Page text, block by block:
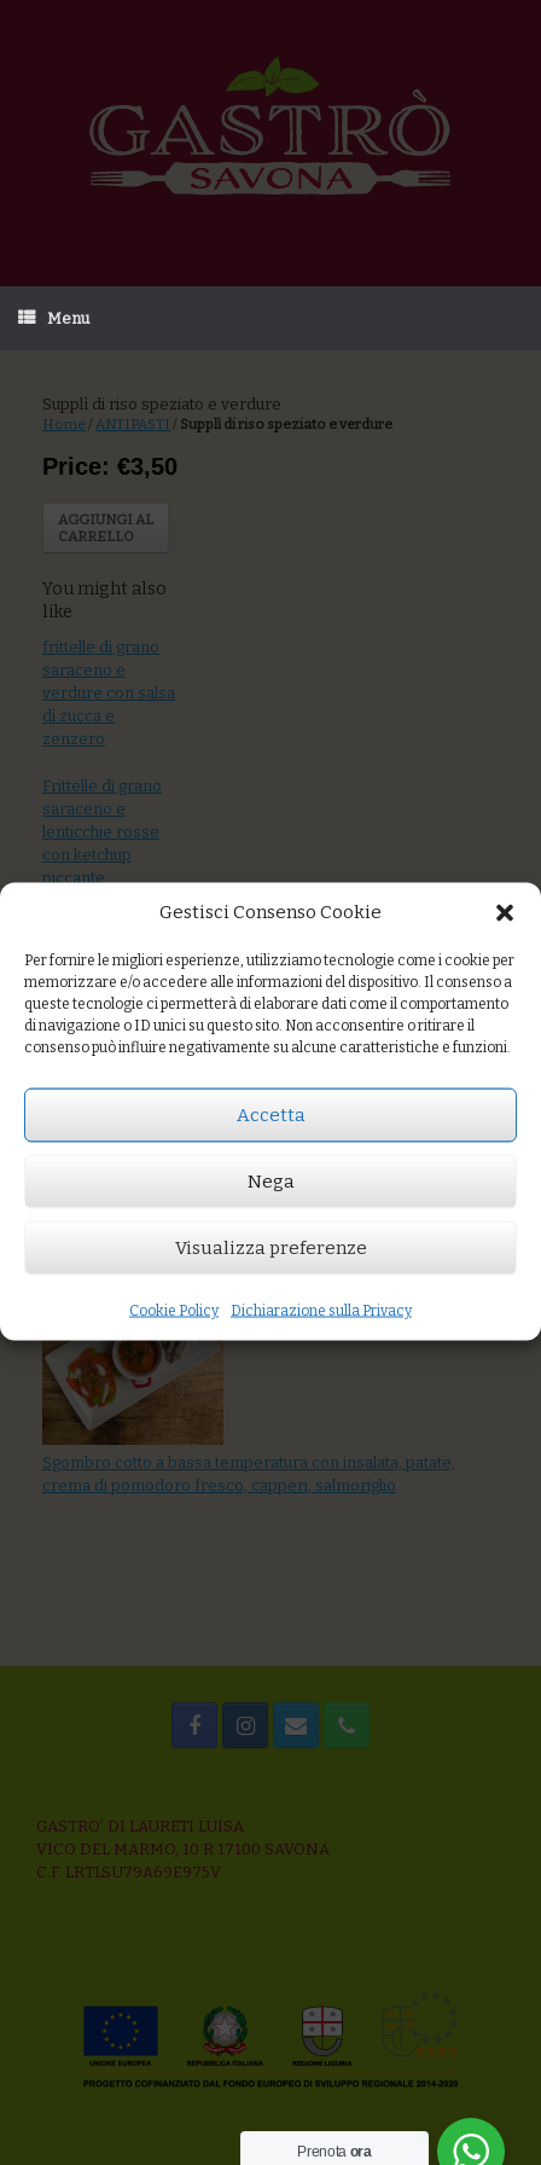
Gestisci Consenso Cookie
Per fornire le migliori esperienze, utilizziamo tecnologie come i cookie per
memorizzare e/o accedere alle informazioni del dispositivo. Il consenso a
queste tecnologie ci permetterà di elaborare dati come il comportamento
di navigazione o ID unici su questo sito. Non acconsentire o ritirare il
consenso può influire negativamente su alcune caratteristiche e funzioni.
Accetta
Nega
Visualizza preferenze
Cookie Policy Dichiarazione sulla Privacy
Menu
Supplì di riso speziato e verdure
Home /ANTIPASTI / Supplì di riso speziato e verdure
Tartare di tonnetto con cruditè di carciofi
Sgombro cotto a bassa temperatura con insalata, patate,
crema di pomodoro fresco, capperi, salmoriglio
Price: €3,50
AGGIUNGI AL
CARRELLO
You might also
like
frittelle di grano
saraceno e
verdure con salsa
di zucca e
zenzero
Frittelle di grano
saraceno e
lenticchie rosse
con ketchup
piccante
acciughe marinate,
polpette del
marinaio, hummus
di ceci
GASTRO’ DI LAURETI LUISA
VICO DEL MARMO, 10 R 17100 SAVONA
C.F. LRTLSU79A69E975V
Prenota ora